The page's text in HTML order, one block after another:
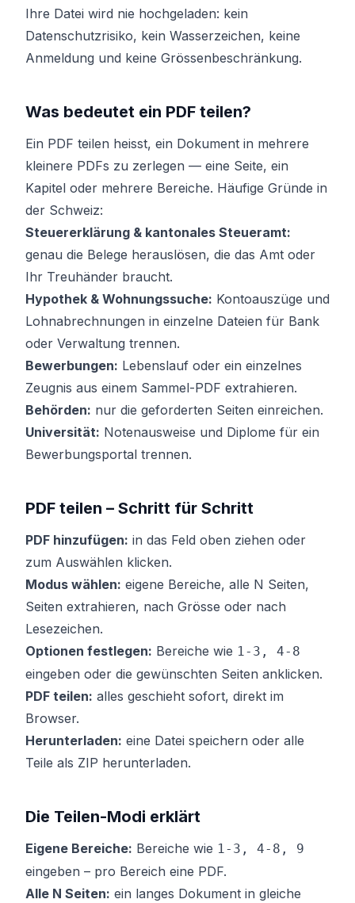
Ihre Datei wird nie hochgeladen: kein
Datenschutzrisiko, kein Wasserzeichen, keine
Anmeldung und keine Grössenbeschränkung.
Was bedeutet ein PDF teilen?
Ein PDF teilen heisst, ein Dokument in mehrere
kleinere PDFs zu zerlegen — eine Seite, ein
Kapitel oder mehrere Bereiche. Häufige Gründe in
der Schweiz:
Steuererklärung & kantonales Steueramt:
genau die Belege herauslösen, die das Amt oder
Ihr Treuhänder braucht.
Hypothek & Wohnungssuche: Kontoauszüge und
Lohnabrechnungen in einzelne Dateien für Bank
oder Verwaltung trennen.
Bewerbungen: Lebenslauf oder ein einzelnes
Zeugnis aus einem Sammel-PDF extrahieren.
Behörden: nur die geforderten Seiten einreichen.
Universität: Notenausweise und Diplome für ein
Bewerbungsportal trennen.
PDF teilen – Schritt für Schritt
PDF hinzufügen: in das Feld oben ziehen oder
zum Auswählen klicken.
Modus wählen: eigene Bereiche, alle N Seiten,
Seiten extrahieren, nach Grösse oder nach
Lesezeichen.
Optionen festlegen: Bereiche wie 1-3, 4-8
eingeben oder die gewünschten Seiten anklicken.
PDF teilen: alles geschieht sofort, direkt im
Browser.
Herunterladen: eine Datei speichern oder alle
Teile als ZIP herunterladen.
Die Teilen-Modi erklärt
Eigene Bereiche: Bereiche wie 1-3, 4-8, 9
eingeben – pro Bereich eine PDF.
Alle N Seiten: ein langes Dokument in gleiche